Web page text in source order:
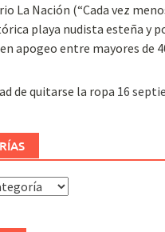
La Nación (“Cada vez
playa nudista esteña y
apogeo entre mayores de
de quitarse la ropa 16